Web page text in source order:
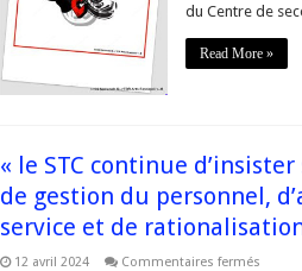
depuis
temps »
du Centre de
Read More »
« le STC continue
de gestion du personnel,
service et de
12 avril 2024 Commentaires ferméssur